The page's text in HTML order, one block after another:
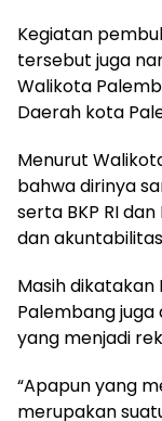
Kegiatan
tersebut juga
Walikota
Daerah kota
Menurut
bahwa dirinya
serta BKP RI
dan
Masih
Palembang
yang menjadi
“Apapun yang
merupakan